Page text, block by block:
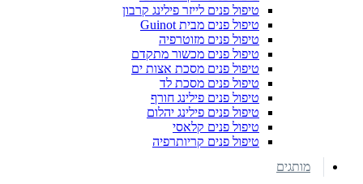
טיפול פנים לייזר פילינג קרבון
טיפול פנים מבית Guinot
טיפול פנים מזוטרפיה
טיפול פנים מכשור מתקדם
טיפול פנים מסכת אצות ים
טיפול פנים מסכת לד
טיפול פנים פילינג חורף
טיפול פנים פילינג יהלום
טיפול פנים קלאסי
טיפול פנים קריותרפיה
מותגים